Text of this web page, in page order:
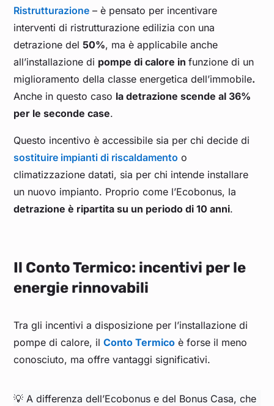
Ristrutturazione – è pensato per incentivare
interventi di ristrutturazione edilizia con una
detrazione del50%, ma è applicabile anche
all’installazione di pompe di calore infunzione di un
miglioramento della classe energetica dell’immobile.
Anche in questo caso la detrazione scende al 36%
per le seconde case.
Questo incentivo è accessibile sia per chi decide di
sostituire impianti di riscaldamento o
climatizzazione datati, sia per chi intende installare
un nuovo impianto. Proprio come l’Ecobonus, la
detrazione è ripartita su un periodo di 10 anni.
Il Conto Termico: incentivi per le
energie rinnovabili
Tra gli incentivi a disposizione per l’installazione di
pompe di calore, ilConto Termico è forse il meno
conosciuto, ma offre vantaggi significativi.
💡 A differenza dell’Ecobonus e del Bonus Casa, che